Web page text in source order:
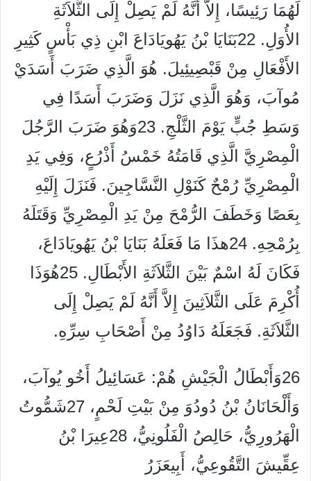
لَهُمَا رَئِيسًا، إِلاَّ أَنَّهُ لَمْ يَصِلْ إِلَى الثَّلاَثَةِ
الأُوَلِ. 22بَنَايَا بْنُ يَهُويَادَاعَ ابْنِ ذِي بَأْسٍ كَثِيرِ
الأَفْعَالِ مِنْ قَبْصِيئِيلَ. هُوَ الَّذِي ضَرَبَ أَسَدَيْ
مُوآبَ، وَهُوَ الَّذِي نَزَلَ وَضَرَبَ أَسَدًا فِي
وَسَطِ جُبٍّ يَوْمَ الثَّلْجِ. 23وَهُوَ ضَرَبَ الرَّجُلَ
الْمِصْرِيَّ الَّذِي قَامَتُهُ خَمْسُ أَذْرُعٍ، وَفِي يَدِ
الْمِصْرِيِّ رُمْحٌ كَنَوْلِ النَّسَّاجِينَ. فَنَزَلَ إِلَيْهِ
بِعَصًا وَخَطَفَ الرُّمْحَ مِنْ يَدِ الْمِصْرِيِّ وَقَتَلَهُ
بِرُمْحِهِ. 24هذَا مَا فَعَلَهُ بَنَايَا بْنُ يَهُويَادَاعَ،
فَكَانَ لَهُ اسْمٌ بَيْنَ الثَّلاَثَةِ الأَبْطَالِ. 25هُوَذَا
أُكْرِمَ عَلَى الثَّلاَثِينَ إِلاَّ أَنَّهُ لَمْ يَصِلْ إِلَى
الثَّلاَثَةِ. فَجَعَلَهُ دَاوُدُ مِنْ أَصْحَابِ سِرِّهِ.
26وَأَبْطَالُ الْجَيْشِ هُمْ: عَسَائِيلُ أَخُو يُوآبَ،
وَأَلْحَانَانُ بْنُ دُودُوَ مِنْ بَيْتِ لَحْمٍ، 27شَمُّوتُ
الْهَرُورِيُّ، حَالِصُ الْفَلُونِيُّ، 28عِيرَا بْنُ
عِقِّيشَ التَّقُوعِيُّ، أَبِيعَزَرُ